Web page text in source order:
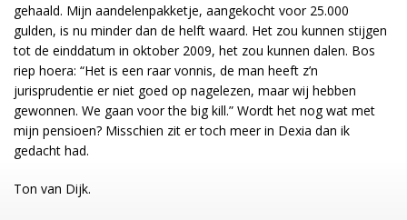
gehaald. Mijn aandelenpakketje, aangekocht voor 25.000
gulden, is nu minder dan de helft waard. Het zou kunnen stijgen
tot de einddatum in oktober 2009, het zou kunnen dalen. Bos
riep hoera: “Het is een raar vonnis, de man heeft z’n
jurisprudentie er niet goed op nagelezen, maar wij hebben
gewonnen. We gaan voor the big kill.” Wordt het nog wat met
mijn pensioen? Misschien zit er toch meer in Dexia dan ik
gedacht had.
Ton van Dijk.